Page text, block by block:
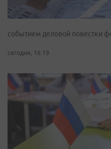
событием деловой повестки
сегодня, 16:19